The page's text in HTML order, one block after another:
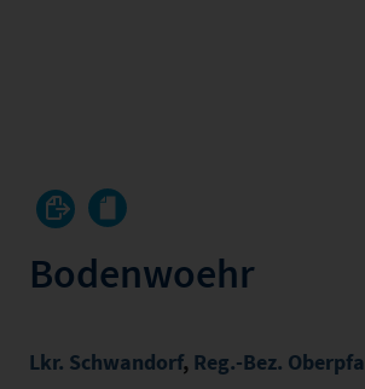
Bodenwoehr
Lkr. Schwandorf, Reg.-Bez.